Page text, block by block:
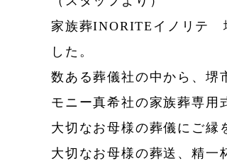
家族葬INORITEイノリテ
した。
数ある葬儀社の中から、堺
モニー真希社の家族葬専用
大切なお母様の葬儀にご縁
大切なお母様の葬送、精一